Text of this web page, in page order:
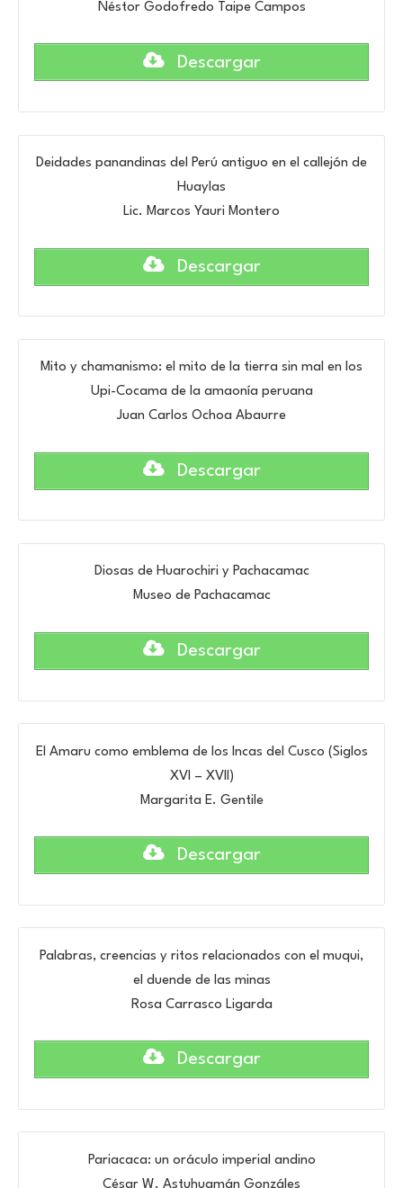
Néstor Godofredo Taipe Campos
Descargar
Deidades panandinas del Perú antiguo en el callejón de
Huaylas
Lic. Marcos Yauri Montero
Descargar
Mito y chamanismo: el mito de la tierra sin mal en los
Upi-Cocama de la amaonía peruana
Juan Carlos Ochoa Abaurre
Descargar
Diosas de Huarochiri y Pachacamac
Museo de Pachacamac
Descargar
El Amaru como emblema de los Incas del Cusco (Siglos
XVI – XVII)
Margarita E. Gentile
Descargar
Palabras, creencias y ritos relacionados con el muqui,
el duende de las minas
Rosa Carrasco Ligarda
Descargar
Pariacaca: un oráculo imperial andino
César W. Astuhuamán Gonzáles